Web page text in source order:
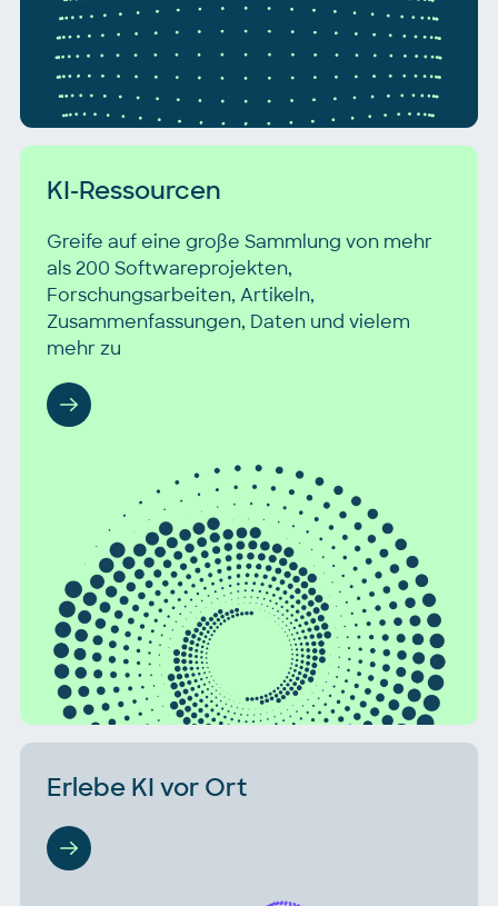
KI-Ressourcen
Greife auf eine große Sammlung von mehr
als 200 Softwareprojekten,
Forschungsarbeiten, Artikeln,
Zusammenfassungen, Daten und vielem
mehr zu
Erlebe KI vor Ort